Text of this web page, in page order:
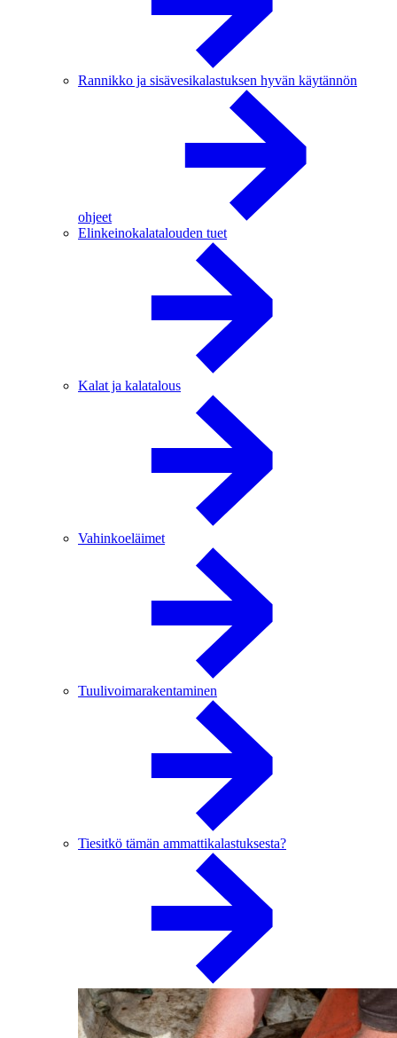
Rannikko ja sisävesikalastuksen hyvän käytännön
ohjeet
Elinkeinokalatalouden tuet
Kalat ja kalatalous
Vahinkoeläimet
Tuulivoimarakentaminen
Tiesitkö tämän ammattikalastuksesta?